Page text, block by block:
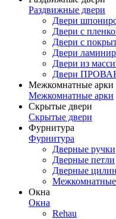
Раздвижные двери
Двери
Двери с
Двери с
Двери
Двери из
Двери
Межкомнатные арки
Межкомнатные арки
Скрытые двери
Скрытые двери
Фурнитура
Фурнитура
Дверные ручки
Дверные петли
Дверные
Окна
Окна
Rehau